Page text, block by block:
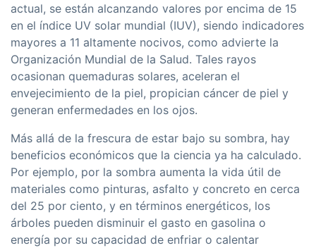
actual, se están alcanzando valores por encima de 15
en el índice UV solar mundial (IUV), siendo indicadores
mayores a 11 altamente nocivos, como advierte la
Organización Mundial de la Salud. Tales rayos
ocasionan quemaduras solares, aceleran el
envejecimiento de la piel, propician cáncer de piel y
generan enfermedades en los ojos.
Más allá de la frescura de estar bajo su sombra, hay
beneficios económicos que la ciencia ya ha calculado.
Por ejemplo, por la sombra aumenta la vida útil de
materiales como pinturas, asfalto y concreto en cerca
del 25 por ciento, y en términos energéticos, los
árboles pueden disminuir el gasto en gasolina o
energía por su capacidad de enfriar o calentar